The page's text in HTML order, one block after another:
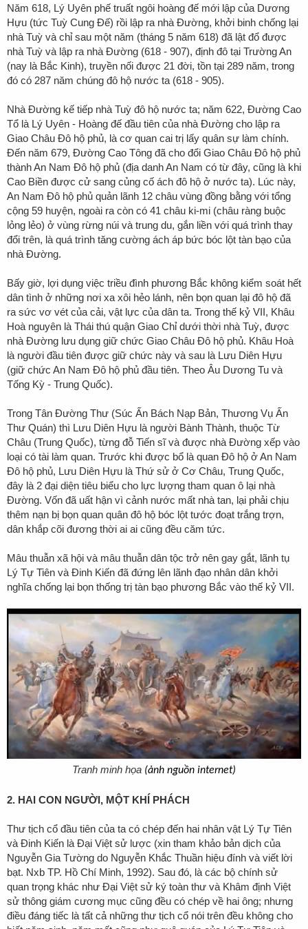
Năm 618, Lý Uyên phế truất ngôi hoàng đế mới lập của Dương
Hựu (tức Tuỳ Cung Đế) rồi lập ra nhà Đường, khởi binh chống lại
nhà Tuỳ và chỉ sau một năm (tháng 5 năm 618) đã lật đổ được
nhà Tuỳ và lập ra nhà Đường (618 - 907), định đô tại Trường An
(nay là Bắc Kinh), truyền nối được 21 đời, tồn tại 289 năm, trong
đó có 287 năm chúng đô hộ nước ta (618 - 905).
Nhà Đường kế tiếp nhà Tuỳ đô hộ nước ta; năm 622, Đường Cao
Tổ là Lý Uyên - Hoàng đế đầu tiên của nhà Đường cho lập ra
Giao Châu Đô hộ phủ, là cơ quan cai trị lấy quân sự làm chính.
Đến năm 679, Đường Cao Tông đã cho đổi Giao Châu Đô hộ phủ
thành An Nam Đô hộ phủ (địa danh An Nam có từ đây, cũng là khi
Cao Biền được cử sang củng cố ách đô hộ ở nước ta). Lúc này,
An Nam Đô hộ phủ quản lãnh 12 châu vùng đồng bằng với tổng
cộng 59 huyện, ngoài ra còn có 41 châu ki-mi (châu ràng buộc
lỏng lẻo) ở vùng rừng núi và trung du, gắn liền với quá trình thay
đổi trên, là quá trình tăng cường ách áp bức bóc lột tàn bạo của
nhà Đường.
Bấy giờ, lợi dụng việc triều đình phương Bắc không kiểm soát hết
dân tình ở những nơi xa xôi hẻo lánh, nên bọn quan lại đô hộ đã
ra sức vơ vét của cải, vật lực của dân ta. Trong thế kỷ VII, Khâu
Hoà nguyên là Thái thú quận Giao Chỉ dưới thời nhà Tuỳ, được
nhà Đường lưu dụng giữ chức Giao Châu Đô hộ phủ. Khâu Hoà
là người đầu tiên được giữ chức này và sau là Lưu Diên Hựu
(giữ chức An Nam Đô hộ phủ đầu tiên. Theo Âu Dương Tu và
Tống Kỳ - Trung Quốc).
Trong Tân Đường Thư (Súc Ấn Bách Nạp Bản, Thương Vụ Ấn
Thư Quán) thì Lưu Diên Hựu là người Bành Thành, thuộc Từ
Châu (Trung Quốc), từng đỗ Tiến sĩ và được nhà Đường xếp vào
loại có tài làm quan. Trước khi được bổ là quan Đô hộ ở An Nam
Đô hộ phủ, Lưu Diên Hựu là Thứ sử ở Cơ Châu, Trung Quốc,
đây là 2 đại diện tiêu biểu cho lực lượng tham quan ô lại nhà
Đường. Vốn đã uất hận vì cảnh nước mất nhà tan, lại phải chịu
thêm nạn bị bọn quan quân đô hộ bóc lột tước đoạt trắng trợn,
dân khắp cõi đương thời ai ai cũng đều căm tức.
Mâu thuẫn xã hội và mâu thuẫn dân tộc trở nên gay gắt, lãnh tụ
Lý Tự Tiên và Đinh Kiến đã đứng lên lãnh đạo nhân dân khởi
nghĩa chống lại bọn thống trị tàn bạo phương Bắc vào thế kỷ VII.
Tranh minh họa (ảnh nguồn internet)
2. HAI CON NGƯỜI, MỘT KHÍ PHÁCH
Thư tịch cổ đầu tiên của ta có chép đến hai nhân vật Lý Tự Tiên
và Đinh Kiến là Đại Việt sử lược (xin tham khảo bản dịch của
Nguyễn Gia Tường do Nguyễn Khắc Thuần hiệu đính và viết lời
bạt. Nxb TP. Hồ Chí Minh, 1992). Sau đó, là các bộ chính sử
quan trọng khác như Đại Việt sử ký toàn thư và Khâm định Việt
sử thông giám cương mục cũng đều có chép về hai ông; nhưng
điều đáng tiếc là tất cả những thư tịch cổ nói trên đều không cho